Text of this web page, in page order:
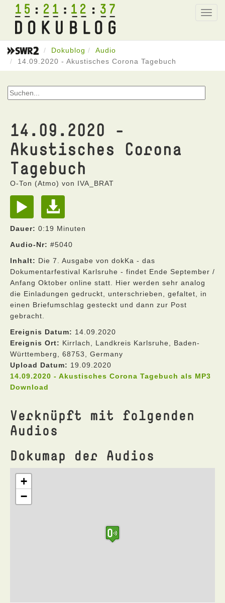
15 21 12 37
Dokublog
Audio
14.09.2020 - Akustisches Corona Tagebuch
14.09.2020 -
Akustisches Corona
Tagebuch
O-Ton (Atmo) von IVA_BRAT
Dauer: 0:19 Minuten
Audio-Nr: #5040
Inhalt: Die 7. Ausgabe von dokKa - das
Dokumentarfestival Karlsruhe - findet Ende September /
Anfang Oktober online statt. Hier werden sehr analog
die Einladungen gedruckt, unterschrieben, gefaltet, in
einen Briefumschlag gesteckt und dann zur Post
gebracht.
Ereignis Datum: 14.09.2020
Ereignis Ort: Kirrlach, Landkreis Karlsruhe, Baden-
Württemberg, 68753, Germany
Upload Datum: 19.09.2020
14.09.2020 - Akustisches Corona Tagebuch als MP3
Download
Verknüpft mit folgenden
Audios
Dokumap der Audios